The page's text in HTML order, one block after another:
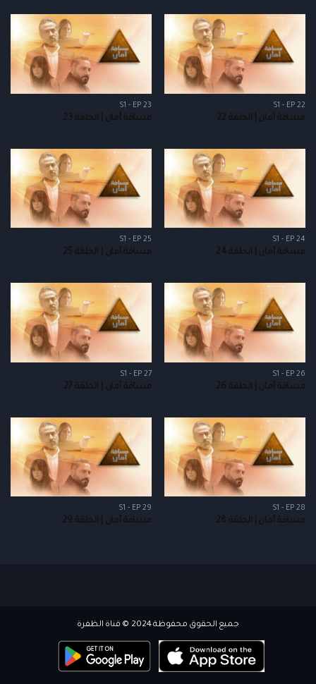
S1 - EP 22
مسافة أمان | الحلقة 22
S1 - EP 23
مسافة أمان | الحلقة 23
S1 - EP 24
مسافة أمان | الحلقة 24
S1 - EP 25
مسافة أمان | الحلقة 25
S1 - EP 26
مسافة أمان | الحلقة 26
S1 - EP 27
مسافة أمان | الحلقة 27
S1 - EP 28
مسافة أمان | الحلقة 28
S1 - EP 29
مسافة أمان | الحلقة 29
جميع الحقوق محفوظة 2024 © قناة الظفرة